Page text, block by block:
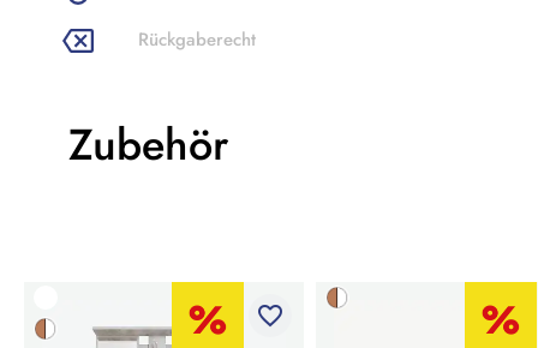
Rückgaberecht
Zubehör
favorite_border